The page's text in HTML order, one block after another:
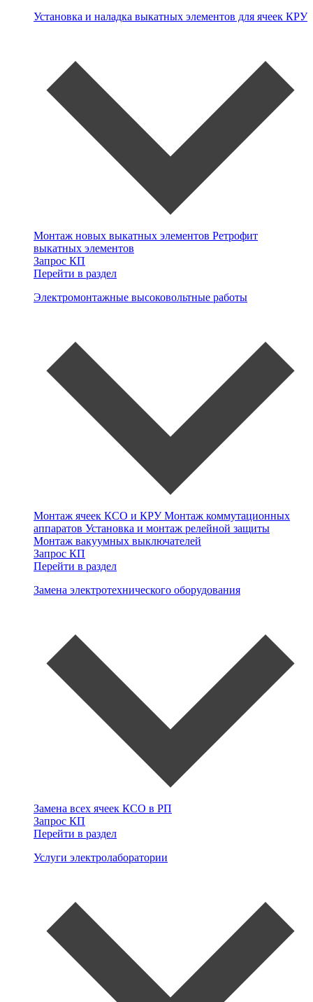
Установка и наладка выкатных элементов для ячеек КРУ
Монтаж новых выкатных элементов Ретрофит
выкатных элементов
Запрос КП
Перейти в раздел
Электромонтажные высоковольтные работы
Монтаж ячеек КСО и КРУМонтаж коммутационных
аппаратов Установка и монтаж релейной защиты
Монтаж вакуумных выключателей
Запрос КП
Перейти в раздел
Замена электротехнического оборудования
Замена всех ячеек КСО в РП
Запрос КП
Перейти в раздел
Услуги электролаборатории